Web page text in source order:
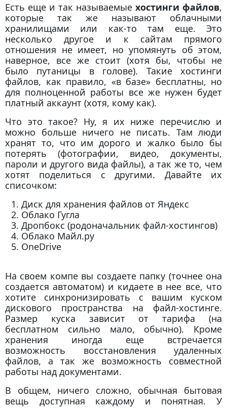
Есть еще и так называемые хостинги файлов,
которые так же называют облачными
хранилищами или как-то там еще. Это
несколько другое и к сайтам прямого
отношения не имеет, но упомянуть об этом,
наверное, все же стоит (хотя бы, чтобы не
было путаницы в голове). Такие хостинги
файлов, как правило, «в базе» бесплатны, но
для полноценной работы все же нужен будет
платный аккаунт (хотя, кому как).
Что это такое? Ну, я их ниже перечислю и
можно больше ничего не писать. Там люди
хранят то, что им дорого и жалко было бы
потерять (фотографии, видео, документы,
пароли и другого вида файлы), а так же то, чем
хотят поделиться с другими. Давайте их
списочком:
Диск для хранения файлов от Яндекс
Облако Гугла
Дропбокс (родоначальник файл-хостингов)
Облако Майл.ру
OneDrive
На своем компе вы создаете папку (точнее она
создается автоматом) и кидаете в нее все, что
хотите синхронизировать с вашим куском
дискового пространства на файл-хостинге.
Размер куска зависит от тарифа (на
бесплатном сильно мало, обычно). Кроме
хранения иногда еще встречается
возможность восстановления удаленных
файлов, а так же возможность совместной
работы над документами.
В общем, ничего сложно, обычная бытовая
вещь доступная каждому и понятная. У